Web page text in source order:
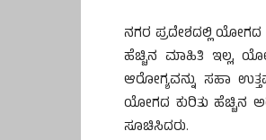
ನಗರ ಪ್ರದೇಶದಲ್ಲಿ
ಹೆಚ್ಚಿನ ಮಾಹಿತಿ ಇಲ್ಲ,
ಆರೋಗ್ಯವನ್ನು ಸಹಾ
ಯೋಗದ ಕುರಿತು ಹೆಚ್ಚಿನ
ಸೂಚಿಸಿದರು.